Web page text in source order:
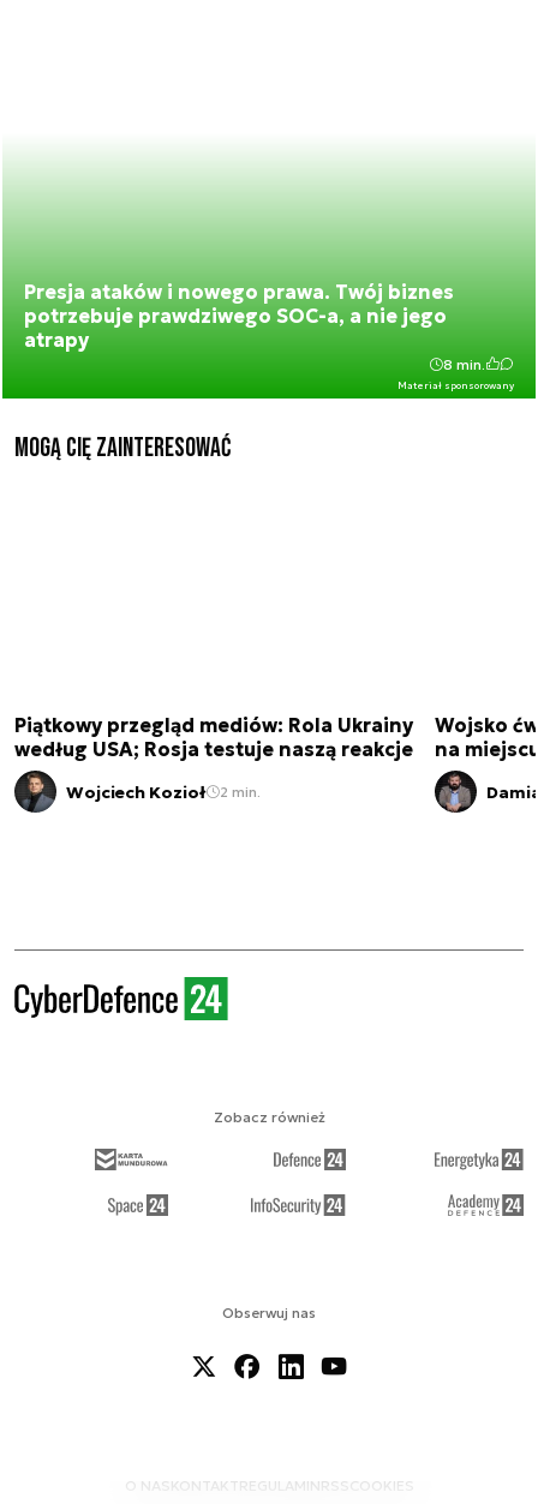
Presja ataków i nowego prawa. Twój biznes
potrzebuje prawdziwego SOC-a, a nie jego
atrapy
Materiał sponsorowany
8 min.
Mogą Cię zainteresować
Piątkowy przegląd mediów: Rola Ukrainy
według USA; Rosja testuje naszą reakcje
Wojciech Kozioł 2 min.
Wojsko
na
Obserwuj nas
O NAS KONTAKTREGULAMINRSS COOKIES
Zobacz również